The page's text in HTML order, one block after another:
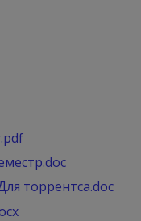
торрентса.doc